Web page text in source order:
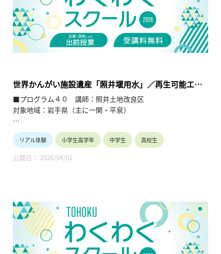
【TOHOKUわくわくスクール】主催：公益財団法人東北活性化
研究センター（https://www.kasseiken.jp/）
東北6県ならびに新潟県の小学生・中学生・高校生を対象と
し、当地域に所在し活躍している様々な分野の企業や団体とを
繋ぐ出前授業です。学問の面白さ・楽しさに触れつつ、地元の
を目的とします。
世界かんがい施設遺産「照井堰用水」／再生可能エネ
ルギー（小水力発電）
■プログラム４０ 講師：照井土地改良区
対象地域：岩手県（主に一関・平泉）
【テーマ】
・世界かんがい施設遺産「照井堰用水」
・再生可能エネルギー（小水力発電）
ています。歴史的かつ文化的に評価され、世界かんがい遺産に
も登録されており、その水を利用した水力発電も実施してい
る。
【TOHOKUわくわくスクール】主催：公益財団法人東北活性化
リアル体験 小学生高学年 中学生 高校生
公開日： 2026/04/01